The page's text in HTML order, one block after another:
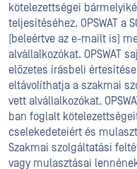
kötelezettségei
teljesítéséhez. OPSWAT a
(beleértve az e-mailt is)
alvállalkozókat. OPSWAT
előzetes írásbeli
eltávolíthatja a szakmai
vett alvállalkozókat.
ban foglalt
cselekedeteiért és
Szakmai szolgáltatási
vagy mulasztásai